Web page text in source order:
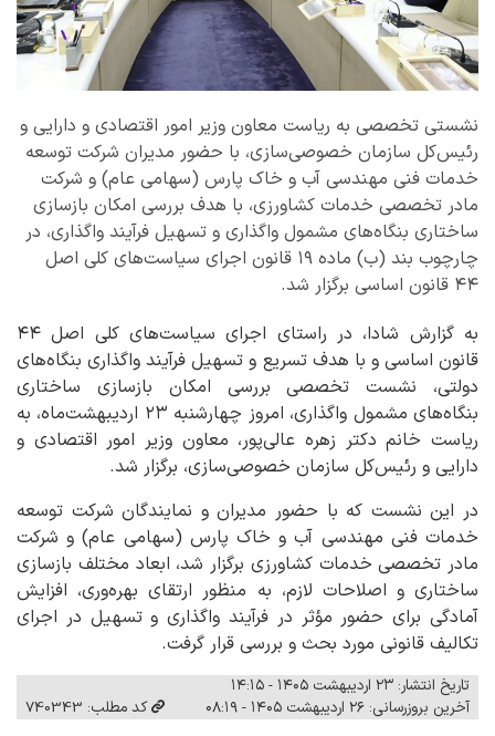
نشستی تخصصی به ریاست معاون وزیر امور اقتصادی و دارایی و
رئیس‌کل سازمان خصوصی‌سازی، با حضور مدیران شرکت توسعه
خدمات فنی مهندسی آب و خاک پارس (سهامی عام) و شرکت
مادر تخصصی خدمات کشاورزی، با هدف بررسی امکان بازسازی
ساختاری بنگاه‌های مشمول واگذاری و تسهیل فرآیند واگذاری، در
چارچوب بند (ب) ماده ۱۹ قانون اجرای سیاست‌های کلی اصل
۴۴ قانون اساسی برگزار شد.
به گزارش شادا، در راستای اجرای سیاست‌های کلی اصل ۴۴
قانون اساسی و با هدف تسریع و تسهیل فرآیند واگذاری بنگاه‌های
دولتی، نشست تخصصی بررسی امکان بازسازی ساختاری
بنگاه‌های مشمول واگذاری، امروز چهارشنبه ۲۳ اردیبهشت‌ماه، به
ریاست خانم دکتر زهره عالی‌پور، معاون وزیر امور اقتصادی و
دارایی و رئیس‌کل سازمان خصوصی‌سازی، برگزار شد.
در این نشست که با حضور مدیران و نمایندگان شرکت توسعه
خدمات فنی مهندسی آب و خاک پارس (سهامی عام) و شرکت
مادر تخصصی خدمات کشاورزی برگزار شد، ابعاد مختلف بازسازی
ساختاری و اصلاحات لازم، به منظور ارتقای بهره‌وری، افزایش
آمادگی برای حضور مؤثر در فرآیند واگذاری و تسهیل در اجرای
تکالیف قانونی مورد بحث و بررسی قرار گرفت.
تاریخ انتشار: ۲۳ اردیبهشت ۱۴۰۵ - ۱۴:۱۵
آخرین بروزرسانی: ۲۶ اردیبهشت ۱۴۰۵ - ۰۸:۱۹
کد مطلب: 740343